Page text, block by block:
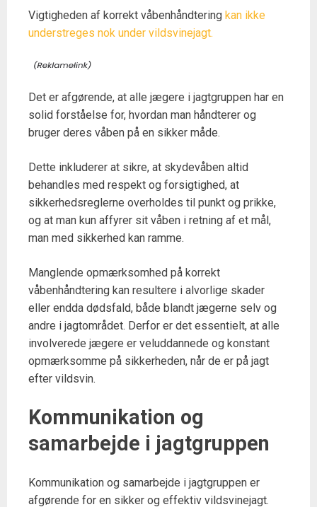
Vigtigheden af korrekt våbenhåndtering kan ikke
understreges nok under vildsvinejagt.
Det er afgørende, at alle jægere i jagtgruppen har en
solid forståelse for, hvordan man håndterer og
bruger deres våben på en sikker måde.
Dette inkluderer at sikre, at skydevåben altid
behandles med respekt og forsigtighed, at
sikkerhedsreglerne overholdes til punkt og prikke,
og at man kun affyrer sit våben i retning af et mål,
man med sikkerhed kan ramme.
Manglende opmærksomhed på korrekt
våbenhåndtering kan resultere i alvorlige skader
eller endda dødsfald, både blandt jægerne selv og
andre i jagtområdet. Derfor er det essentielt, at alle
involverede jægere er veluddannede og konstant
opmærksomme på sikkerheden, når de er på jagt
efter vildsvin.
Kommunikation og
samarbejde i jagtgruppen
Kommunikation og samarbejde i jagtgruppen er
afgørende for en sikker og effektiv vildsvinejagt.